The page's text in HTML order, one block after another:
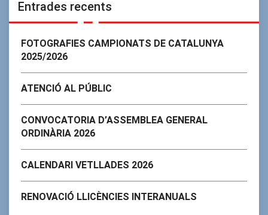
Entrades recents
FOTOGRAFIES CAMPIONATS DE CATALUNYA
2025/2026
ATENCIÓ AL PÚBLIC
CONVOCATORIA D’ASSEMBLEA GENERAL
ORDINÀRIA 2026
CALENDARI VETLLADES 2026
RENOVACIÓ LLICÈNCIES INTERANUALS